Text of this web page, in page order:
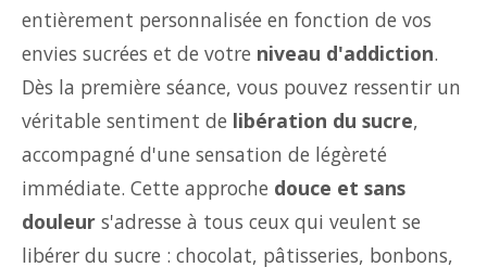
entièrement personnalisée en fonction de vos
envies sucrées et de votre niveau d'addiction.
Dès la première séance, vous pouvez ressentir un
véritable sentiment de libération du sucre,
accompagné d'une sensation de légèreté
immédiate. Cette approche douce et sans
douleur s'adresse à tous ceux qui veulent se
libérer du sucre : chocolat, pâtisseries, bonbons,